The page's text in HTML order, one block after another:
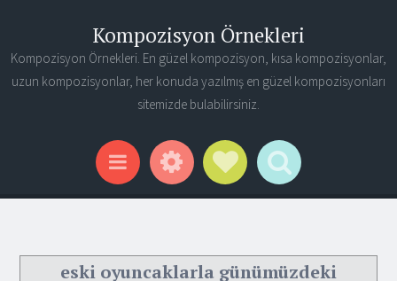
Kompozisyon Örnekleri
Kompozisyon Örnekleri. En güzel kompozisyon, kısa kompozisyonlar,
uzun kompozisyonlar, her konuda yazılmış en güzel kompozisyonları
sitemizde bulabilirsiniz.
Menu WidgetsSocial Links
Search
eski oyuncaklarla günümüzdeki